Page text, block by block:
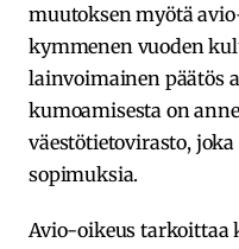
muutoksen myötä
kymmenen vuoden
lainvoimainen päätös
kumoamisesta on
väestötietovirasto,
sopimuksia.
Avio-oikeus